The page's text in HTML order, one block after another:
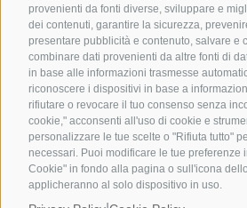
provenienti da fonti diverse, sviluppare e
dei contenuti, garantire la sicurezza,
presentare pubblicità e contenuto, salvare e
combinare dati provenienti da altre fonti di
in base alle informazioni trasmesse
riconoscere i dispositivi in base a
rifiutare o revocare il tuo consenso senza
cookie," acconsenti all'uso di cookie e
personalizzare le tue scelte o "Rifiuta tutto"
necessari. Puoi modificare le tue
Cookie" in fondo alla pagina o sull'icona
applicheranno al solo dispositivo in uso.